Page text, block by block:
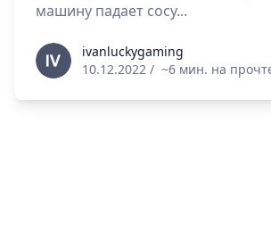
машину падает сосу...
ivanluckygaming
ivanluckygaming
10.12.2022 / ~6 мин. на